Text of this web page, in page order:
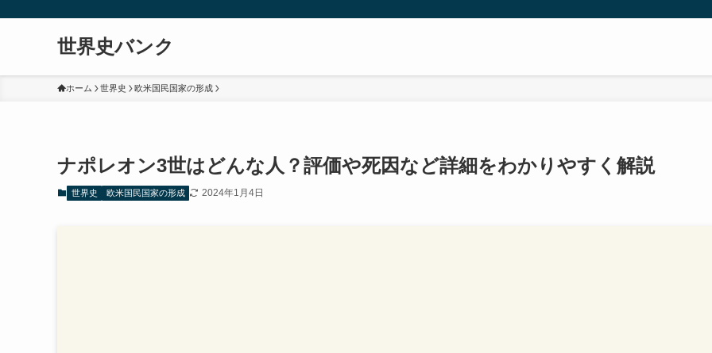
世界史バンク
ホーム 世界史 欧米国民国家の形成
ナポレオン3世はどんな人？評価や死因など詳細をわかりやすく解説
世界史 欧米国民国家の形成 2024年1月4日